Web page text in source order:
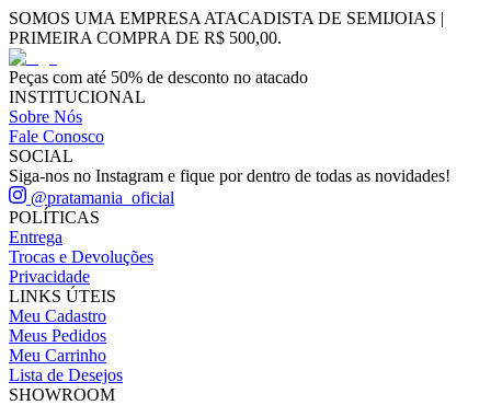
SOMOS UMA EMPRESA ATACADISTA DE SEMIJOIAS |
PRIMEIRA COMPRA DE R$ 500,00.
Peças com até 50% de desconto no atacado
INSTITUCIONAL
Sobre Nós
Fale Conosco
SOCIAL
Siga-nos no Instagram e fique por dentro de todas as novidades!
@pratamania_oficial
POLÍTICAS
Entrega
Trocas e Devoluções
Privacidade
LINKS ÚTEIS
Meu Cadastro
Meus Pedidos
Meu Carrinho
Lista de Desejos
SHOWROOM